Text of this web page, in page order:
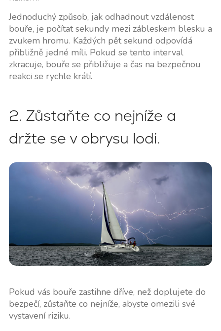
Jednoduchý způsob, jak odhadnout vzdálenost
bouře, je počítat sekundy mezi zábleskem blesku a
zvukem hromu. Každých pět sekund odpovídá
přibližně jedné míli. Pokud se tento interval
zkracuje, bouře se přibližuje a čas na bezpečnou
reakci se rychle krátí.
2. Zůstaňte co nejníže a
držte se v obrysu lodi.
Pokud vás bouře zastihne dříve, než doplujete do
bezpečí, zůstaňte co nejníže, abyste omezili své
vystavení riziku.